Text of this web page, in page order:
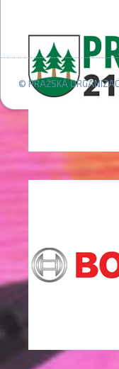
© PRAŽSKÁ